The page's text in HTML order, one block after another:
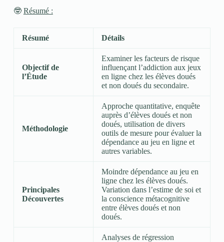
🤓 Résumé :
Résumé Détails
Objectif de
l’Étude
Examiner les facteurs de risque
influençant l’addiction aux jeux
en ligne chez les élèves doués
et non doués du secondaire.
Méthodologie
Approche quantitative, enquête
auprès d’élèves doués et non
doués, utilisation de divers
outils de mesure pour évaluer la
dépendance au jeu en ligne et
autres variables.
Principales
Découvertes
Moindre dépendance au jeu en
ligne chez les élèves doués.
Variation dans l’estime de soi et
la conscience métacognitive
entre élèves doués et non
doués.
Analyses de régression